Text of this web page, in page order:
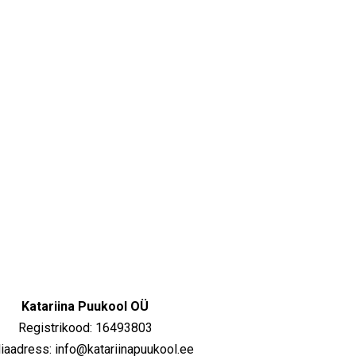
Katariina Puukool OÜ
Registrikood: 16493803
info@katariinapuukool.ee